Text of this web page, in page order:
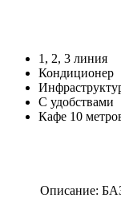
1, 2, 3 линия
Кондиционер
С удобствами
Кафе 10
Описание: